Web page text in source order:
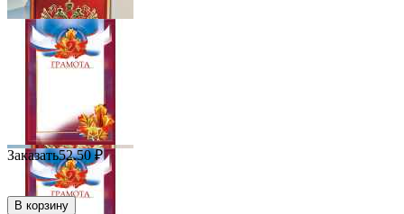
Заказать52.50 ₽
В корзину